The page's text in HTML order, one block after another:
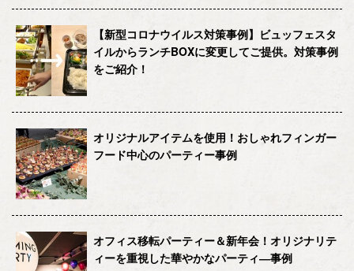
【新型コロナウイルス対策事例】ビュッフェスタ
イルからランチBOXに変更してご提供。対策事例
をご紹介！
オリジナルアイテムを使用！おしゃれフィンガー
フード中心のパーティー事例
オフィス移転パーティー＆新年会！オリジナリテ
ィーを重視した華やかなパーティ―事例